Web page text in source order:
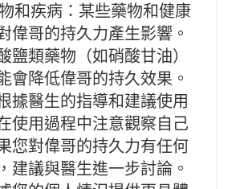
和疾病：某些藥物和健康
偉哥的持久力產生影響。
鹽類藥物（如硝酸甘油）
會降低偉哥的持久效果。
據醫生的指導和建議使用
使用過程中注意觀察自己
您對偉哥的持久力有任何
建議與醫生進一步討論。